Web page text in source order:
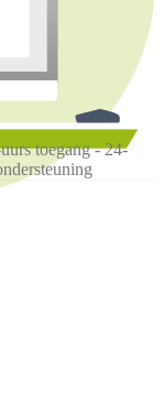
toegang - 24-